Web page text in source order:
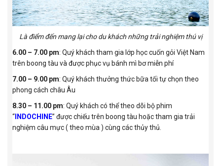
Là điểm đến mang lại cho du khách những trải nghiệm thú vị
6.00 – 7.00 pm: Quý khách tham gia lớp học cuốn gỏi Việt Nam
trên boong tàu và được phục vụ bánh mì bơ miễn phí
7.00 – 9.00 pm: Quý khách thưởng thức bữa tối tự chọn theo
phong cách châu Âu
8.30 – 11.00 pm: Quý khách có thể theo dõi bộ phim
“INDOCHINE” được chiếu trên boong tàu hoặc tham gia trải
nghiệm câu mực ( theo mùa ) cùng các thủy thủ.